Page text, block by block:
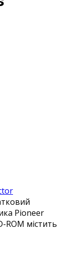
Pioneer
ROM містить